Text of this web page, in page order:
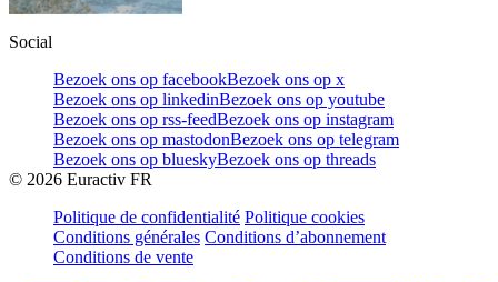
Social
Bezoek ons op facebookBezoek ons op x
Bezoek ons op linkedinBezoek ons op youtube
Bezoek ons op rss-feedBezoek ons op instagram
Bezoek ons op mastodonBezoek ons op telegram
Bezoek ons op blueskyBezoek ons op threads
© 2026 Euractiv FR
Politique de confidentialité Politique cookies
Conditions générales Conditions d’abonnement
Conditions de vente